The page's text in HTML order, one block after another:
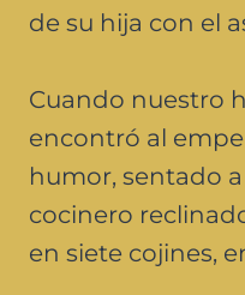
de su hija con el
Cuando nuestro
encontró al
humor, sentado
cocinero
en siete cojines,